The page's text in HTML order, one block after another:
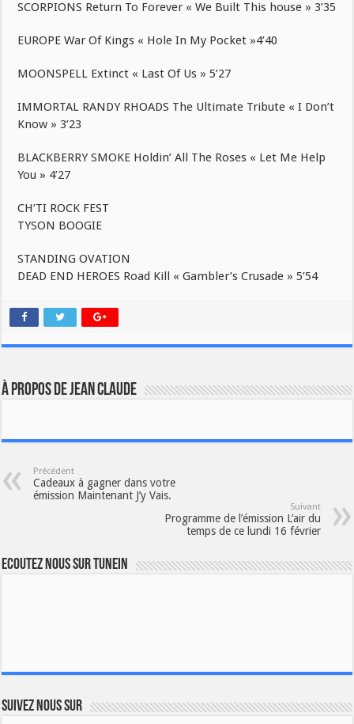
SCORPIONS Return To Forever « We Built This house » 3’35
EUROPE War Of Kings « Hole In My Pocket »4’40
MOONSPELL Extinct « Last Of Us » 5’27
IMMORTAL RANDY RHOADS The Ultimate Tribute « I Don’t
Know » 3’23
BLACKBERRY SMOKE Holdin’ All The Roses « Let Me Help
You » 4’27
CH’TI ROCK FEST
TYSON BOOGIE
STANDING OVATION
DEAD END HEROES Road Kill « Gambler’s Crusade » 5’54
À propos de JEAN CLAUDE
Précédent
Cadeaux à gagner dans votre
émission Maintenant J’y Vais.
Suivant
Programme de l’émission L’air du
temps de ce lundi 16 février
Ecoutez nous sur TuneIn
Suivez nous sur